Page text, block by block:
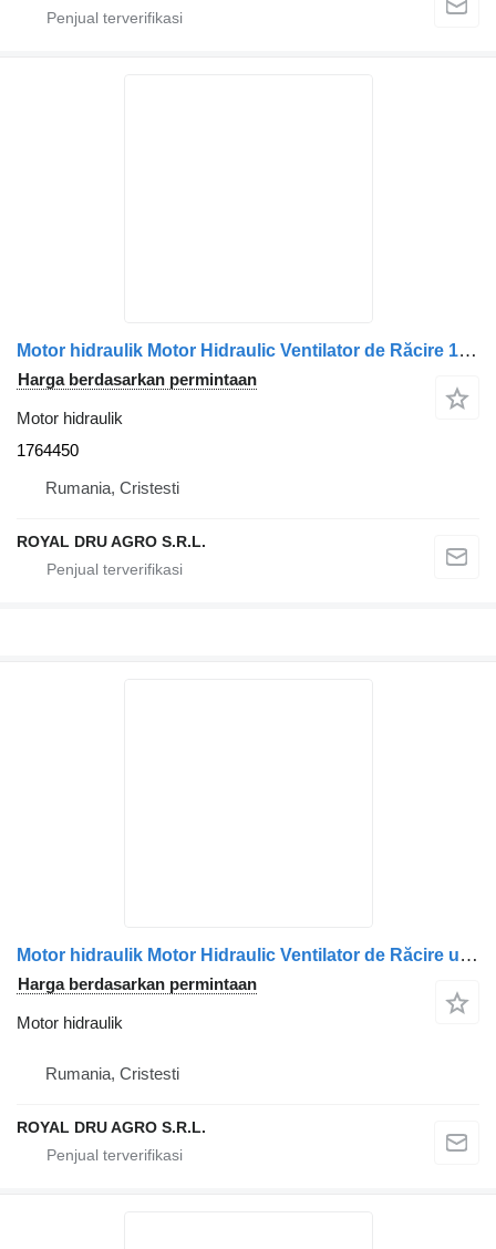
Motor hidraulik Motor Hidraulic Ventilator de Răcire 1764450 untuk truk Scania – Cod: 470937/
Harga berdasarkan permintaan
Motor hidraulik
1764450
Rumania, Cristesti
ROYAL DRU AGRO S.R.L.
Motor hidraulik Motor Hidraulic Ventilator de Răcire untuk truk Scania (Coduri: 2196418, 2032381, 1853889)
Harga berdasarkan permintaan
Motor hidraulik
Rumania, Cristesti
ROYAL DRU AGRO S.R.L.